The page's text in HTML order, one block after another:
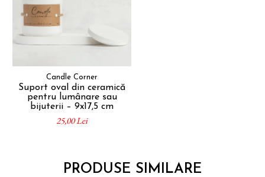
Candle Corner
Suport oval din ceramică
pentru lumânare sau
bijuterii – 9x17,5 cm
25,00 Lei
PRODUSE SIMILARE